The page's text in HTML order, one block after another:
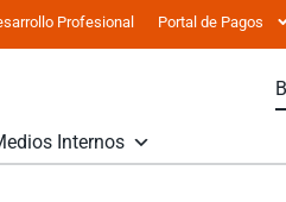
Profesional Portal de Pagos
Internos